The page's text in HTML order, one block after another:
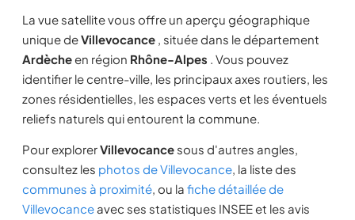
La vue satellite vous offre un aperçu géographique
unique deVillevocance , située dans le département
Ardècheen région Rhône-Alpes . Vous pouvez
identifier le centre-ville, les principaux axes routiers, les
zones résidentielles, les espaces verts et les éventuels
reliefs naturels qui entourent la commune.
Pour explorerVillevocance sous d'autres angles,
consultez les photos de Villevocance, la liste des
communes à proximité, ou la fiche détaillée de
Villevocance avec ses statistiques INSEE et les avis